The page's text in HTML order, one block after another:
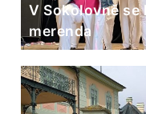
V Sokolovně se
merenda